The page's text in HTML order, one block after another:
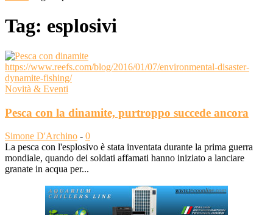
Tag: esplosivi
Novità & Eventi
Pesca con la dinamite, purtroppo succede ancora
Simone D'Archino - 0
La pesca con l'esplosivo è stata inventata durante la prima guerra
mondiale, quando dei soldati affamati hanno iniziato a lanciare
granate in acqua per...